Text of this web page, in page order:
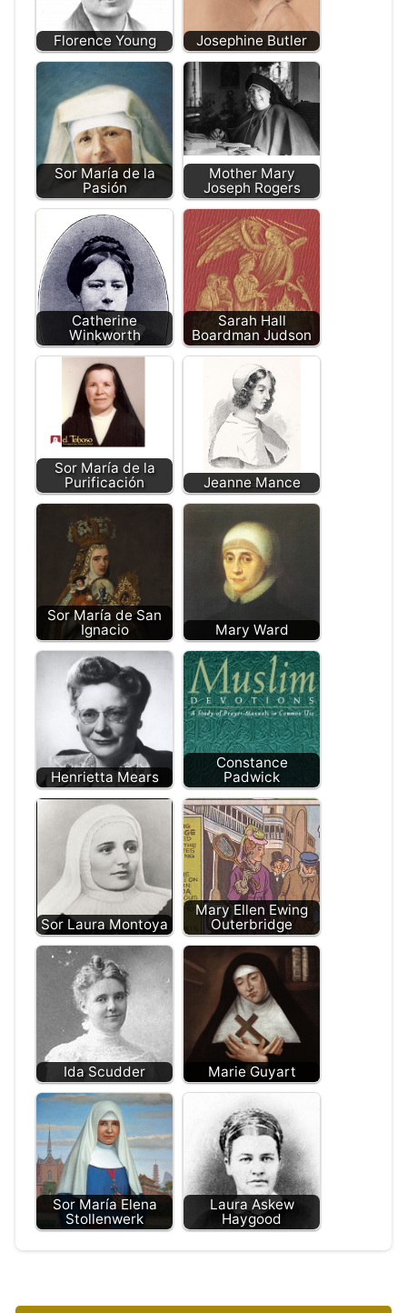
Florence Young Josephine Butler
Sor María de la
Pasión
Mother Mary
Joseph Rogers
Catherine
Winkworth
Sarah Hall
Boardman Judson
Sor María de la
Purificación
Jeanne Mance
Sor María de San
Ignacio
Mary Ward
Henrietta Mears
Constance
Padwick
Sor Laura Montoya
Mary Ellen Ewing
Outerbridge
Ida Scudder Marie Guyart
Sor María Elena
Stollenwerk
Laura Askew
Haygood